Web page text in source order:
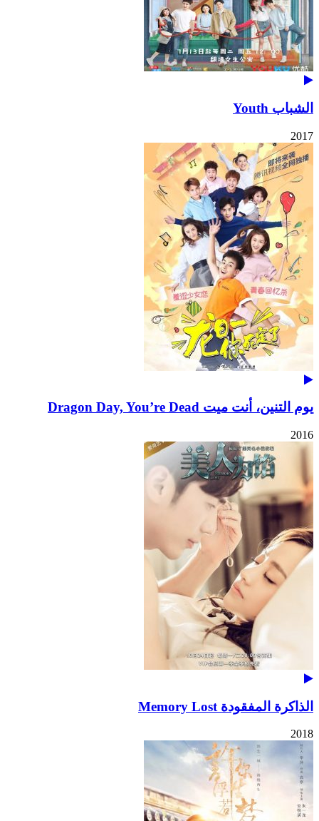
الشباب Youth
2017
يوم التنين، أنت ميت Dragon Day, You’re Dead
2016
الذاكرة المفقودة Memory Lost
2018